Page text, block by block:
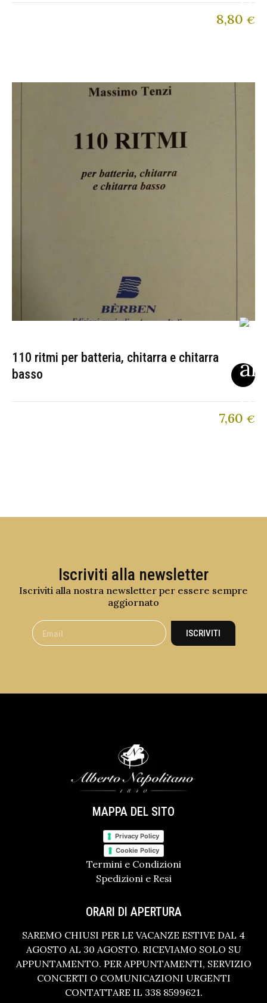
8,80 €
110 ritmi per batteria, chitarra e chitarra
basso
7,60 €
Iscriviti alla newsletter
Iscriviti alla nostra newsletter per essere sempre
aggiornato
ISCRIVITI
MAPPA DEL SITO
Privacy Policy
Cookie Policy
Termini e Condizioni
Spedizioni e Resi
ORARI DI APERTURA
SAREMO CHIUSI PER LE VACANZE ESTIVE DAL 4
AGOSTO AL 30 AGOSTO. RICEVIAMO SOLO SU
APPUNTAMENTO. PER APPUNTAMENTI, SERVIZIO
CONCERTI O COMUNICAZIONI URGENTI
CONTATTARE IL 338 8599621.